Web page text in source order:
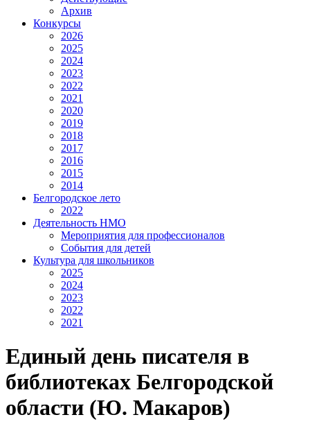
Архив
Конкурсы
2026
2025
2024
2023
2022
2021
2020
2019
2018
2017
2016
2015
2014
Белгородское лето
2022
Деятельность НМО
Мероприятия для профессионалов
События для детей
Культура для школьников
2025
2024
2023
2022
2021
Единый день писателя в
библиотеках Белгородской
области (Ю. Макаров)